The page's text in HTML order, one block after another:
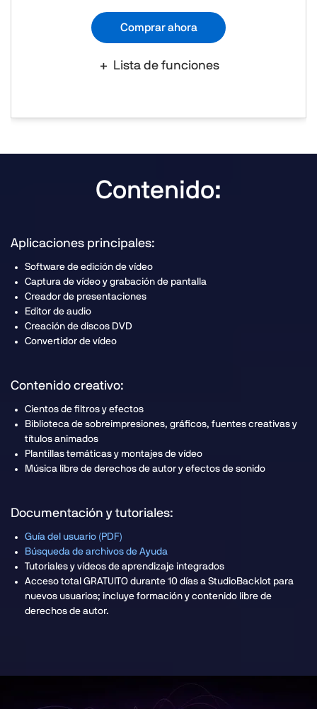
Comprar ahora
Lista de funciones
Contenido:
Aplicaciones principales:
Software de edición de vídeo
Captura de vídeo y grabación de pantalla
Creador de presentaciones
Editor de audio
Creación de discos DVD
Convertidor de vídeo
Contenido creativo:
Cientos de filtros y efectos
Biblioteca de sobreimpresiones, gráficos, fuentes creativas y
títulos animados
Plantillas temáticas y montajes de vídeo
Música libre de derechos de autor y efectos de sonido
Documentación y tutoriales:
Guía del usuario (PDF)
Búsqueda de archivos de Ayuda
Tutoriales y vídeos de aprendizaje integrados
Acceso total GRATUITO durante 10 días a StudioBacklot para
nuevos usuarios; incluye formación y contenido libre de
derechos de autor.